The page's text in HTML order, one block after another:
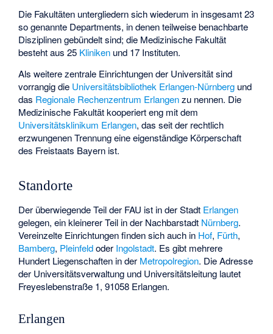
Die Fakultäten untergliedern sich wiederum in insgesamt 23
so genannte Departments, in denen teilweise benachbarte
Disziplinen gebündelt sind; die Medizinische Fakultät
besteht aus 25 Kliniken und 17 Instituten.
Als weitere zentrale Einrichtungen der Universität sind
vorrangig die Universitätsbibliothek Erlangen-Nürnberg und
das Regionale Rechenzentrum Erlangenzu nennen. Die
Medizinische Fakultät kooperiert eng mit dem
Universitätsklinikum Erlangen, das seit der rechtlich
erzwungenen Trennung eine eigenständige Körperschaft
des Freistaats Bayern ist.
Standorte
Der überwiegende Teil der FAU ist in der Stadt Erlangen
gelegen, ein kleinerer Teil in der Nachbarstadt Nürnberg.
Vereinzelte Einrichtungen finden sich auch in Hof, Fürth,
Bamberg, Pleinfeldoder Ingolstadt. Es gibt mehrere
Hundert Liegenschaften in der Metropolregion. Die Adresse
der Universitätsverwaltung und Universitätsleitung lautet
Freyeslebenstraße 1, 91058 Erlangen.
Erlangen